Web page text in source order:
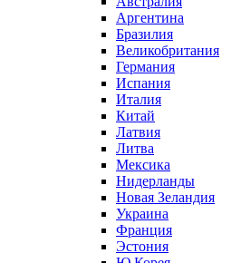
Аргентина
Бразилия
Великобритания
Германия
Испания
Италия
Китай
Латвия
Литва
Мексика
Нидерланды
Новая Зеландия
Украина
Франция
Эстония